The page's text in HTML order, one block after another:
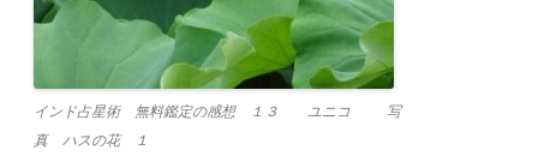
インド占星術 無料鑑定の感想 １３ ユニコ 写
真 ハスの花 １